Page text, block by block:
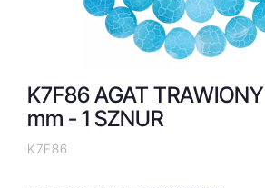
K7F86 AGAT
mm - 1 SZNUR
K7F86